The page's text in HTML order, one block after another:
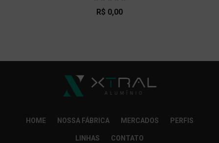
R$ 0,00
HOME NOSSA FÁBRICA MERCADOS PERFIS
LINHAS CONTATO